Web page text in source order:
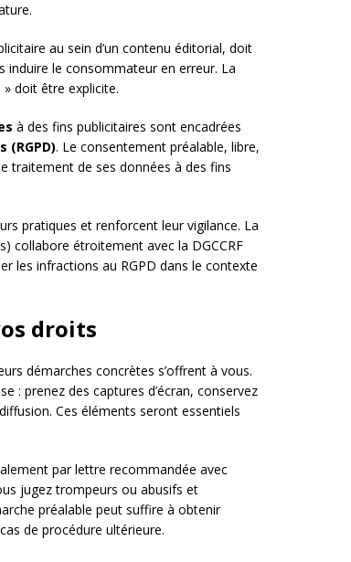
au sein d’un contenu éditorial, doit
le consommateur en erreur. La
doit être explicite.
à des fins publicitaires sont encadrées
. Le consentement préalable, libre,
traitement de ses données à des fins
pratiques et renforcent leur vigilance. La
collabore étroitement avec la DGCCRF
les infractions au RGPD dans le contexte
droits
démarches concrètes s’offrent à vous.
: prenez des captures d’écran, conservez
Ces éléments seront essentiels
par lettre recommandée avec
jugez trompeurs ou abusifs et
préalable peut suffire à obtenir
de procédure ultérieure.